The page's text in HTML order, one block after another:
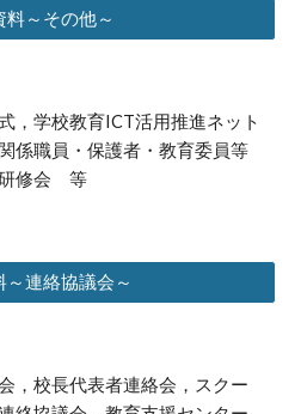
料～その他～
，学校教育ICT活用推進ネット
係職員・保護者・教育委員等
修会 等
～連絡協議会～
，校長代表者連絡会，スクー